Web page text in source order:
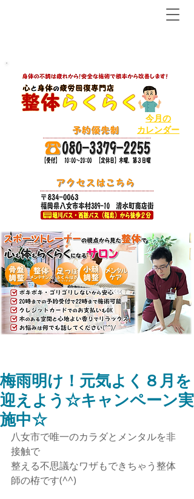
今月の
カレンダー
梅雨明け！元気よく８月を
迎えよう☆キャンペーン実
施中☆
八女市で唯一のカラダとメンタルを非
接触で
整える不思議なワザもできちゃう整体
師の栫です(^^)